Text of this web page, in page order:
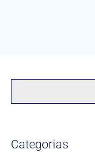
Categorias